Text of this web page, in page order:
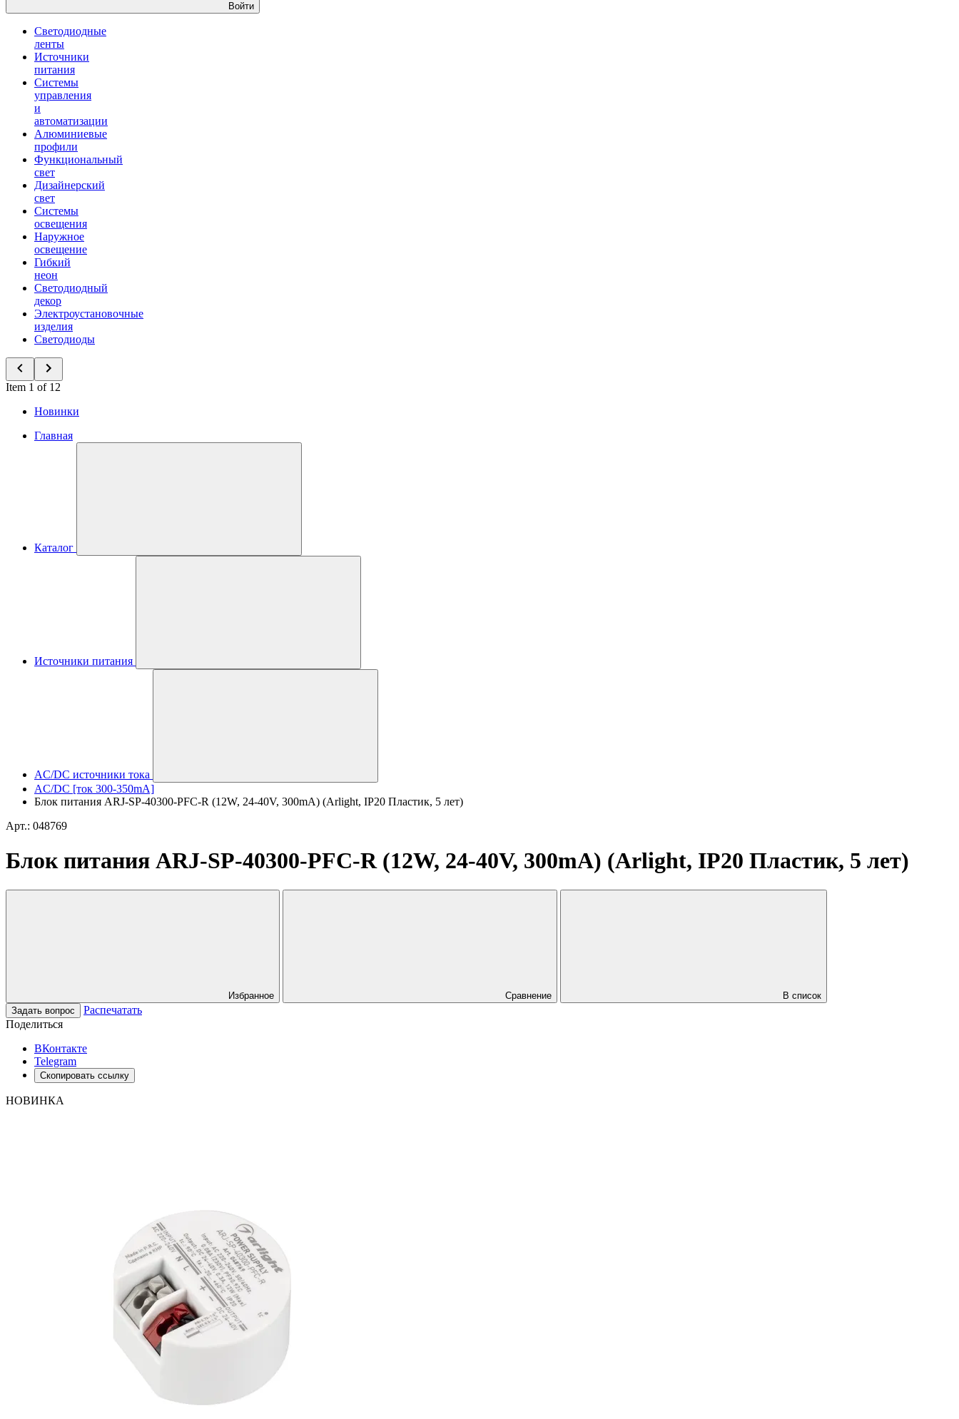
Войти
Светодиодные
ленты
Источники
питания
Системы
управления
и
автоматизации
Алюминиевые
профили
Функциональный
свет
Дизайнерский
свет
Системы
освещения
Наружное
освещение
Гибкий
неон
Светодиодный
декор
Электроустановочные
изделия
Светодиоды
Item 1 of 12
Новинки
Главная
Каталог
Источники питания
AC/DC источники тока
AC/DC [ток 300-350mA]
Блок питания ARJ-SP-40300-PFC-R (12W, 24-40V, 300mA) (Arlight, IP20 Пластик, 5 лет)
Арт.: 048769
Блок питания ARJ-SP-40300-PFC-R (12W, 24-40V, 300mA) (Arlight, IP20 Пластик, 5 лет)
Избранное Сравнение
В список
Задать вопрос
Распечатать
Поделиться
ВКонтакте
Telegram
Скопировать ссылку
НОВИНКА